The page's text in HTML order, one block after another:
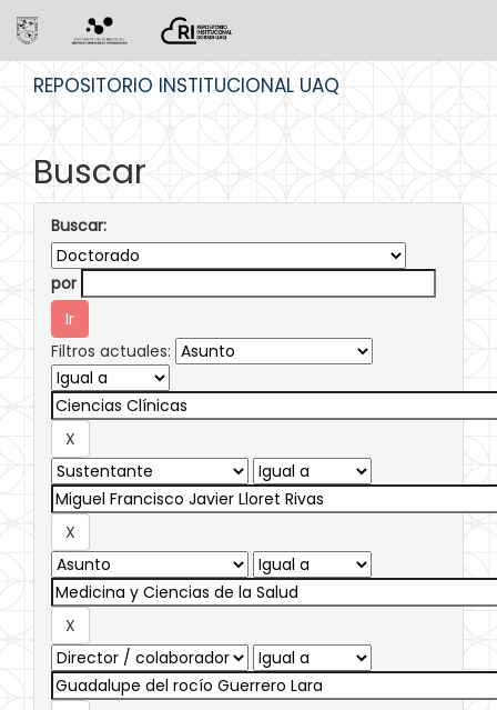
REPOSITORIO INSTITUCIONAL UAQ
Buscar
Buscar:
por
Filtros actuales: